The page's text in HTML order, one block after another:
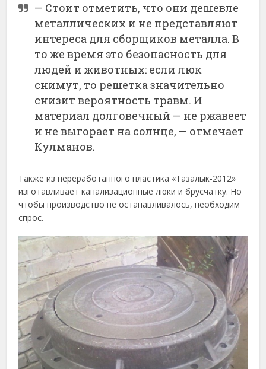
— Стоит отметить, что они дешевле
металлических и не представляют
интереса для сборщиков металла. В
то же время это безопасность для
людей и животных: если люк
снимут, то решетка значительно
снизит вероятность травм. И
материал долговечный — не ржавеет
и не выгорает на солнце, — отмечает
Кулманов.
Также из переработанного пластика «Тазалык-2012»
изготавливает канализационные люки и брусчатку. Но
чтобы производство не останавливалось, необходим
спрос.